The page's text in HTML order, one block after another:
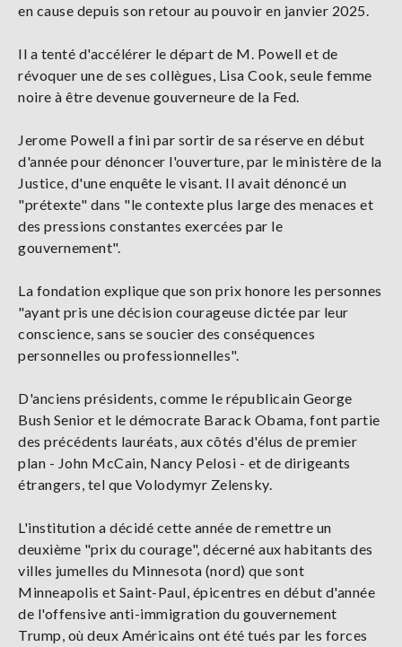
en cause depuis son retour au pouvoir en janvier 2025.
Il a tenté d'accélérer le départ de M. Powell et de
révoquer une de ses collègues, Lisa Cook, seule femme
noire à être devenue gouverneure de la Fed.
Jerome Powell a fini par sortir de sa réserve en début
d'année pour dénoncer l'ouverture, par le ministère de la
Justice, d'une enquête le visant. Il avait dénoncé un
"prétexte" dans "le contexte plus large des menaces et
des pressions constantes exercées par le
gouvernement".
La fondation explique que son prix honore les personnes
"ayant pris une décision courageuse dictée par leur
conscience, sans se soucier des conséquences
personnelles ou professionnelles".
D'anciens présidents, comme le républicain George
Bush Senior et le démocrate Barack Obama, font partie
des précédents lauréats, aux côtés d'élus de premier
plan - John McCain, Nancy Pelosi - et de dirigeants
étrangers, tel que Volodymyr Zelensky.
L'institution a décidé cette année de remettre un
deuxième "prix du courage", décerné aux habitants des
villes jumelles du Minnesota (nord) que sont
Minneapolis et Saint-Paul, épicentres en début d'année
de l'offensive anti-immigration du gouvernement
Trump, où deux Américains ont été tués par les forces